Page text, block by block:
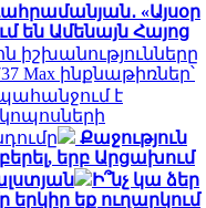
«Այսօր
են Ամենայն Հայոց
իշխանությունները
Max ինքնաթիռներ՝
է
Քաջություն
երբ Արցախում
Ի՞նչ կա ձեր
եք ուղարկում